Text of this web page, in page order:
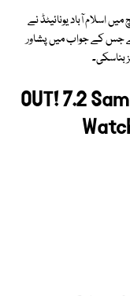
اسلام آباد یونائیٹڈ نے
مقررہ 20 اوورز میں 182 رنز بنائے جس کے جواب میں پشاور
OUT! 7.2